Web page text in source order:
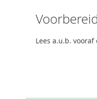
Lees a.u.b.